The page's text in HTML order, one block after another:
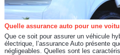
Quelle assurance auto pour une
Que ce soit pour assurer un véhicule
électrique, l’assurance Auto présente
négligeables. Quelles sont les